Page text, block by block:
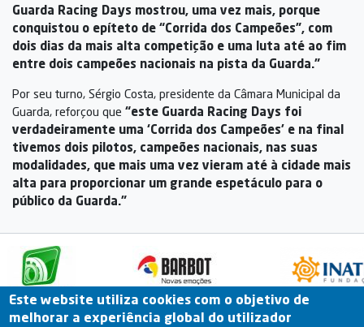
Guarda Racing Days mostrou, uma vez mais, porque
conquistou o epíteto de “Corrida dos Campeões”, com
dois dias da mais alta competição e uma luta até ao fim
entre dois campeões nacionais na pista da Guarda.”
Por seu turno, Sérgio Costa, presidente da Câmara Municipal da
Guarda, reforçou que “este Guarda Racing Days foi
verdadeiramente uma ‘Corrida dos Campeões’ e na final
tivemos dois pilotos, campeões nacionais, nas suas
modalidades, que mais uma vez vieram até à cidade mais
alta para proporcionar um grande espetáculo para o
público da Guarda.”
Este website utiliza cookies com o objetivo de
melhorar a experiência global do utilizador